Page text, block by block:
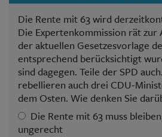
Die Rente mit 63 wird
Die Expertenkommission rät zur
der aktuellen Gesetzesvorlage
entsprechend berücksichtigt
sind dagegen. Teile der SPD
rebellieren auch drei CDU-
dem Osten. Wie denken Sie
Die Rente mit 63 muss
ungerecht